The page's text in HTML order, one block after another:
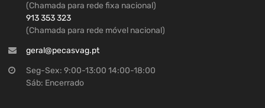
(Chamada para rede fixa nacional)
913 353 323
(Chamada para rede móvel nacional)
geral@pecasvag.pt
Seg-Sex: 9:00-13:00 14:00-18:00
Sáb: Encerrado